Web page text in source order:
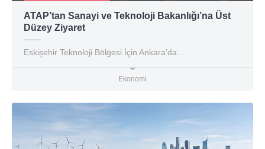
ATAP’tan Sanayi ve Teknoloji Bakanlığı’na Üst
Düzey Ziyaret
Eskişehir Teknoloji Bölgesi İçin Ankara’da...
Ekonomi